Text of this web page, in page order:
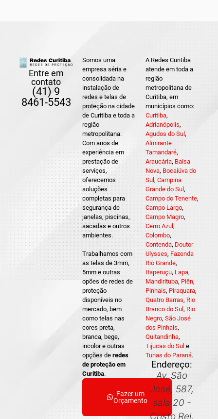
Entre em
contato
(41) 9
8461-5543
Somos uma
empresa séria e
consolidada na
instalação de
redes e telas de
proteção na cidade
de Curitiba e toda a
região
metropolitana.
Com anos de
experiência em
prestação de
serviços,
oferecemos
soluções
completas para
segurança de
janelas, piscinas,
sacadas e outros
ambientes.
Trabalhamos com
as telas de 3mm,
5mm e outras
opões de redes de
proteção
disponíveis no
mercado, bem
como telas nas
cores preta,
branca, bege,
incolor e outras
opções deredes
de proteção em
Curitiba.
Fazer um
Orçamento
A Redes Curitiba
atende em toda a
região
metropolitana de
Curitiba, em
municípios como:
Curitiba,
Adrianópolis,
Agudos do Sul ,
Almirante
Tamandaré,
Araucária, Balsa
Nova, Bocaiúva do
Sul , Campina
Grande do Sul ,
Campo do Tenente,
Campo Largo,
Campo Magro,
Cerro Azul ,
Colombo,
Contenda, Doutor
Ulysses, Fazenda
Rio Grande,
Itaperuçu, Lapa,
Mandirituba, Piên,
Pinhais, Piraquara,
Quatro Barras, Rio
Branco do Sul , Rio
Negro, São José
dos Pinhais,
Quitandinha,
Tijucas do Sul e
Tunas do Paraná.
Endereço:
Av. São
José, 587,
sala 20 -
Cristo Rei,